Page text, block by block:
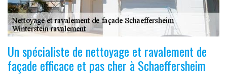
Un spécialiste de nettoyage et ravalement de
façade efficace et pas cher à Schaeffersheim